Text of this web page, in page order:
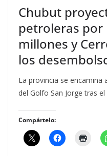
Chubut
petroleras por
millones y
los
La provincia se encamina
del Golfo San Jorge tras
Compártelo: